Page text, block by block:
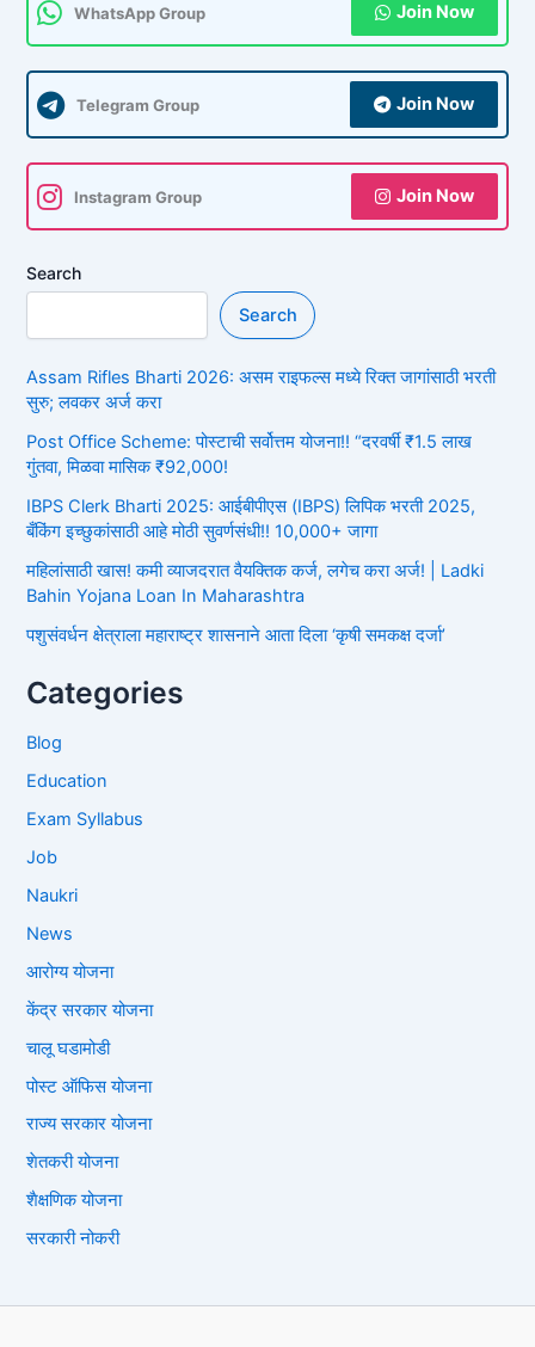
WhatsApp Group Join Now
Telegram Group Join Now
Instagram Group Join Now
Search
Search
Assam Rifles Bharti 2026: असम राइफल्स मध्ये रिक्त जागांसाठी भरती
सुरु; लवकर अर्ज करा
Post Office Scheme: पोस्टाची सर्वोत्तम योजना!! “दरवर्षी ₹1.5 लाख
गुंतवा, मिळवा मासिक ₹92,000!
IBPS Clerk Bharti 2025: आईबीपीएस (IBPS) लिपिक भरती 2025,
बँकिंग इच्छुकांसाठी आहे मोठी सुवर्णसंधी!! 10,000+ जागा
महिलांसाठी खास! कमी व्याजदरात वैयक्तिक कर्ज, लगेच करा अर्ज! | Ladki
Bahin Yojana Loan In Maharashtra
पशुसंवर्धन क्षेत्राला महाराष्ट्र शासनाने आता दिला ‘कृषी समकक्ष दर्जा’
Categories
Blog
Education
Exam Syllabus
Job
Naukri
News
आरोग्य योजना
केंद्र सरकार योजना
चालू घडामोडी
पोस्ट ऑफिस योजना
राज्य सरकार योजना
शेतकरी योजना
शैक्षणिक योजना
सरकारी नोकरी